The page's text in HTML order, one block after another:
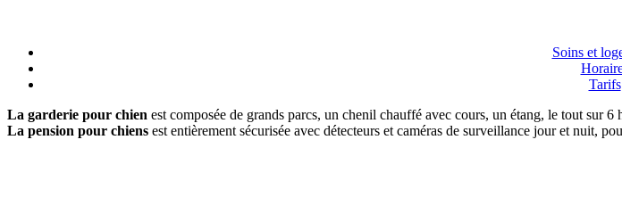
Soins et
Tarifs
La garderie pour chien est composée de grands parcs, un chenil chauffé avec cours, un étang, le tout sur 6
La pension pour chiens est entièrement sécurisée avec détecteurs et caméras de surveillance jour et nuit,